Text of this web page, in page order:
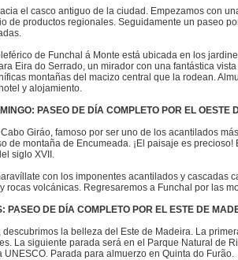
el casco antiguo de la ciudad. Empezamos con
de productos regionales. Seguidamente un paseo
de Funchal á Monte está ubicada en los
Eira do Serrado, un mirador con una fantástica
montañas del macizo central que la rodean.
y alojamiento.
PASEO DE DÍA COMPLETO POR EL OESTE
Giráo, famoso por ser uno de los acantilados
de montaña de Encumeada. ¡El paisaje es
siglo XVII.
con los imponentes acantilados y cascadas
rocas volcánicas. Regresaremos a Funchal por las
PASEO DE DÍA COMPLETO POR EL ESTE DE
descubrimos la belleza del Este de Madeira. La
La siguiente parada será en el Parque Natural de
UNESCO. Parada para almuerzo en Quinta do Furão.